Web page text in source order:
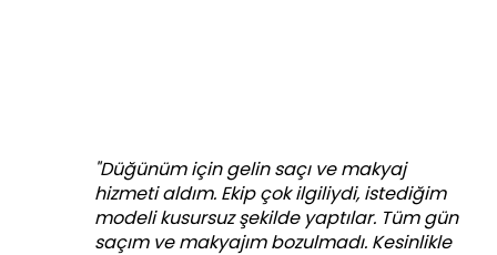
"Düğünüm için gelin saçı ve makyaj
hizmeti aldım. Ekip çok ilgiliydi, istediğim
modeli kusursuz şekilde yaptılar. Tüm gün
saçım ve makyajım bozulmadı. Kesinlikle